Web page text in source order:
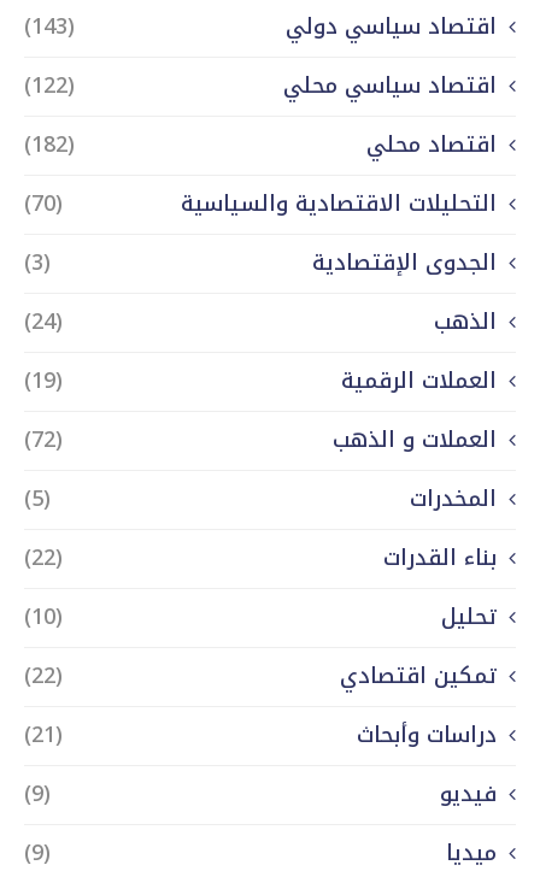
اقتصاد سياسي دولي
(143)
اقتصاد سياسي محلي
(122)
اقتصاد محلي
(182)
التحليلات الاقتصادية والسياسية
(70)
الجدوى الإقتصادية
(3)
الذهب
(24)
العملات الرقمية
(19)
العملات و الذهب
(72)
المخدرات
(5)
بناء القدرات
(22)
تحليل
(10)
تمكين اقتصادي
(22)
دراسات وأبحاث
(21)
فيديو
(9)
ميديا
(9)